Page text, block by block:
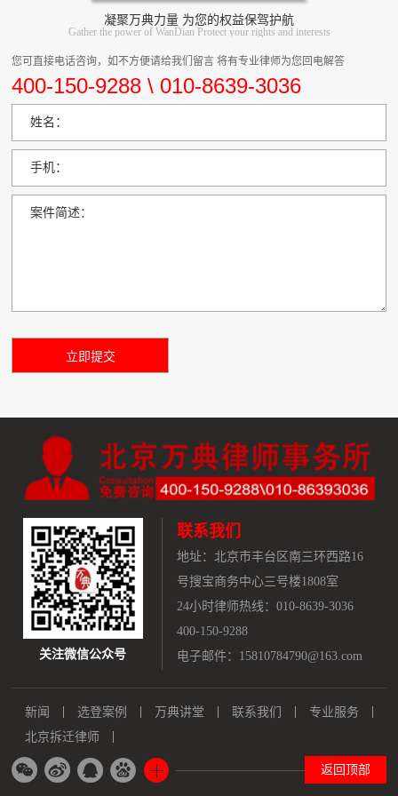
凝聚万典力量 为您的权益保驾护航
Gather the power of WanDian Protect your rights and interests
您可直接电话咨询，如不方便请给我们留言 将有专业律师为您回电解答
400-150-9288 \ 010-8639-3036
姓名：
手机：
案件简述：
关注微信公众号
联系我们
地址： 北京市丰台区南三环西路16
号搜宝商务中心三号楼1808室
24小时律师热线：010-8639-3036
400-150-9288
电子邮件：15810784790@163.com
新闻 选登案例 万典讲堂 联系我们
专业服务
北京拆迁律师
返回顶部